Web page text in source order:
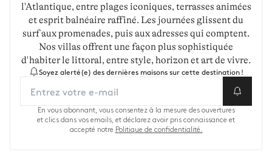
l'Atlantique, entre plages iconiques, terrasses animées
et esprit balnéaire raffiné. Les journées glissent du
surf aux promenades, puis aux adresses qui comptent.
Nos villas offrent une façon plus sophistiquée
d'habiter le littoral, entre style, horizon et art de vivre.
Soyez alerté(e) des dernières maisons sur cette destination !
En vous abonnant, vous consentez à la mesure des ouvertures
et clics dans vos emails, et déclarez avoir pris connaissance et
accepté notre Politique de confidentialité.